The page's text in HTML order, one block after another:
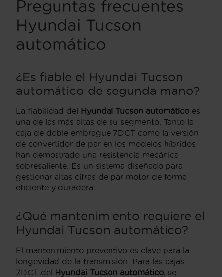
Preguntas frecuentes
Hyundai Tucson
automático
¿Es fiable el Hyundai Tucson
automático de segunda mano?
La fiabilidad del Hyundai Tucson automático es
una de las más altas de su segmento. Tanto la
caja de doble embrague 7DCT como la versión
de convertidor de par en los modelos híbridos
han demostrado una resistencia mecánica
sobresaliente. Es un sistema diseñado para
gestionar altas cifras de par motor de forma
eficiente y duradera.
¿Qué mantenimiento requiere el
Hyundai Tucson automático?
El mantenimiento preventivo es clave para la
longevidad de la transmisión. Para las cajas
7DCT del Hyundai Tucson automático , se